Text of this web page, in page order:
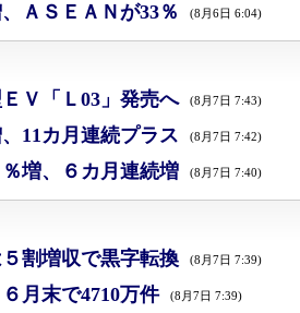
ＡＳＥＡＮが33％ (8月6日 6:04)
Ｖ「Ｌ03」発売へ (8月7日 7:43)
11カ月連続プラス (8月7日 7:42)
増、６カ月連続増 (8月7日 7:40)
割増収で黒字転換 (8月7日 7:39)
月末で4710万件 (8月7日 7:39)